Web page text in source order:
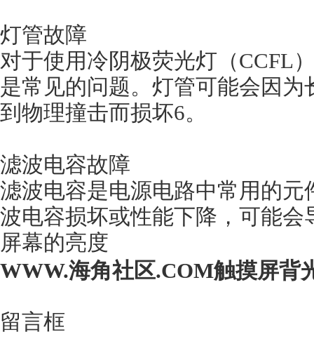
灯管故障
对于使用冷阴极荧光灯（CCFL）
是常见的问题。灯管可能会因
到物理撞击而损坏6。
滤波电容故障
滤波电容是电源电路中常用的元件
波电容损坏或性能下降，可能
屏幕的亮度
WWW.海角社区.COM触摸屏背
留言框